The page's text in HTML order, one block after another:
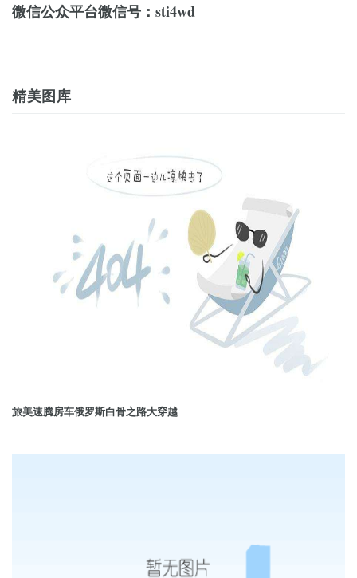
微信公众平台微信号：sti4wd
精美图库
旅美速腾房车俄罗斯白骨之路大穿越